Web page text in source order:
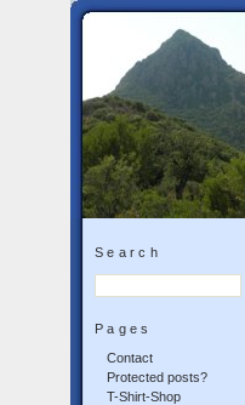
Search
Pages
Contact
Protected posts?
T-Shirt-Shop